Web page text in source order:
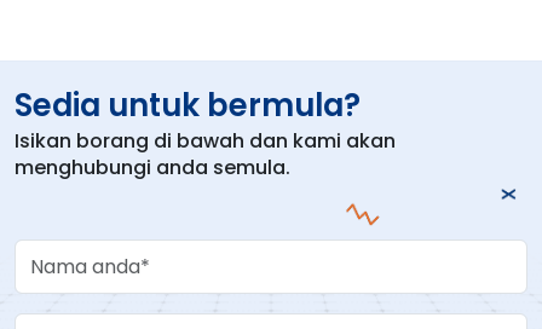
Sedia untuk bermula?
Isikan borang di bawah dan kami akan
menghubungi anda semula.
Your Name